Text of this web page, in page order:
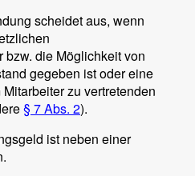
scheidet aus, wenn
bzw. die Möglichkeit von
gegeben ist oder eine
zu vertretenden
§ 7 Abs. 2).
ist neben einer